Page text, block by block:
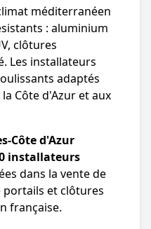
méditerranéen
: aluminium
clôtures
Les installateurs
adaptés
Côte d'Azur et aux
Côte d'Azur
installateurs
dans la vente de
et clôtures
française.